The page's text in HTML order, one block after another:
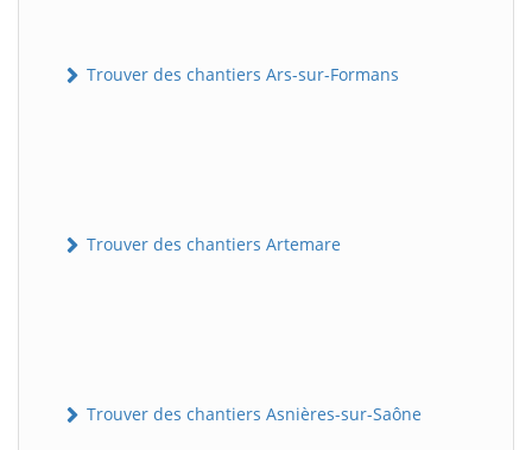
Trouver des chantiers Ars-sur-Formans
Trouver des chantiers Artemare
Trouver des chantiers Asnières-sur-Saône